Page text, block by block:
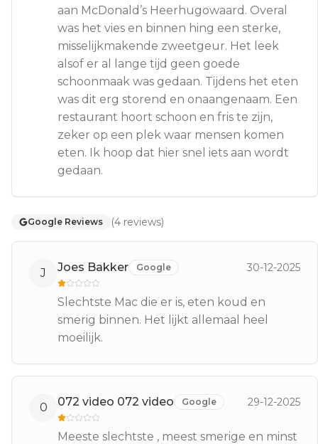
aan McDonald’s Heerhugowaard. Overal
was het vies en binnen hing een sterke,
misselijkmakende zweetgeur. Het leek
alsof er al lange tijd geen goede
schoonmaak was gedaan. Tijdens het eten
was dit erg storend en onaangenaam. Een
restaurant hoort schoon en fris te zijn,
zeker op een plek waar mensen komen
eten. Ik hoop dat hier snel iets aan wordt
gedaan.
Google Reviews (4 reviews)
J Joes Bakker Google 30-12-2025
Slechtste Mac die er is, eten koud en
smerig binnen. Het lijkt allemaal heel
moeilijk.
0 072 video 072 video Google 29-12-2025
Meeste slechtste , meest smerige en minst